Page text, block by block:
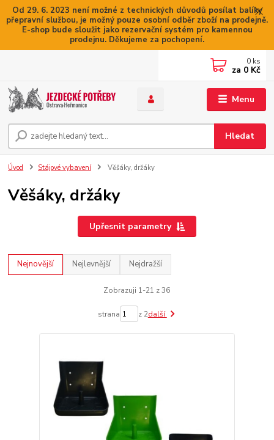
Od 29. 6. 2023 není možné z technických důvodů posílat balíky
přepravní službou, je možný pouze osobní odběr zboží na prodejně.
E-shop bude sloužit jako rezervační systém pro kamennou
prodejnu. Děkujeme za pochopení.
Menu
Hledat
0 ks
za 0 Kč
Úvod Stájové vybavení Věšáky, držáky
Věšáky, držáky
Upřesnit parametry
Nejnovější Nejlevnější Nejdražší
Zobrazuji 1-21 z 36
strana z 2další